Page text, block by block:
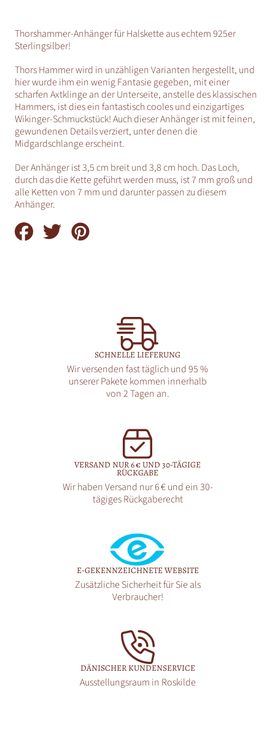
Thorshammer-Anhänger für Halskette aus echtem 925er
Sterlingsilber!
Thors Hammer wird in unzähligen Varianten hergestellt, und
hier wurde ihm ein wenig Fantasie gegeben, mit einer
scharfen Axtklinge an der Unterseite, anstelle des klassischen
Hammers, ist dies ein fantastisch cooles und einzigartiges
Wikinger-Schmuckstück! Auch dieser Anhänger ist mit feinen,
gewundenen Details verziert, unter denen die
Midgardschlange erscheint.
Der Anhänger ist 3,5 cm breit und 3,8 cm hoch. Das Loch,
durch das die Kette geführt werden muss, ist 7 mm groß und
alle Ketten von 7 mm und darunter passen zu diesem
Anhänger.
Auf
Facebook
Auf
Twitter
SCHNELLE LIEFERUNG
Wir versenden fast täglich und 95 %
unserer Pakete kommen innerhalb
von 2 Tagen an.
VERSAND NUR 6 € UND 30-TÄGIGE
RÜCKGABE
Wir haben Versand nur 6 € und ein 30-
tägiges Rückgaberecht
E-GEKENNZEICHNETE WEBSITE
Zusätzliche Sicherheit für Sie als
Verbraucher!
DÄNISCHER KUNDENSERVICE
Ausstellungsraum in Roskilde